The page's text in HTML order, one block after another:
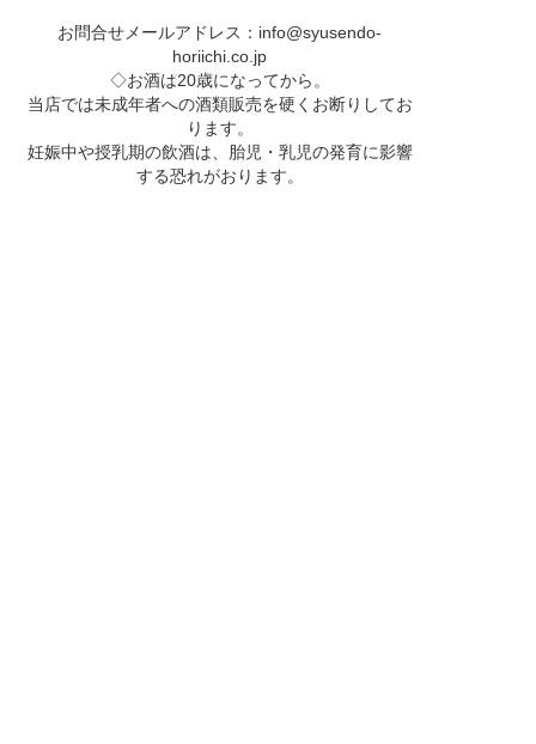
お問合せメールアドレス： info@syusendo-
horiichi.co.jp
◇お酒は20歳になってから。
当店では未成年者への酒類販売を硬くお断りしてお
ります。
妊娠中や授乳期の飲酒は、胎児・乳児の発育に影響
する恐れがおります。